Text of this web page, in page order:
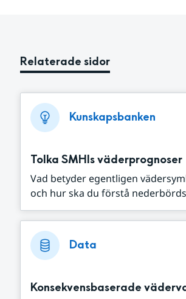
Relaterade sidor
Kunskapsbanken
Tolka SMHIs väderprognoser
Vad betyder egentligen
och hur ska du förstå
Data
Konsekvensbaserade